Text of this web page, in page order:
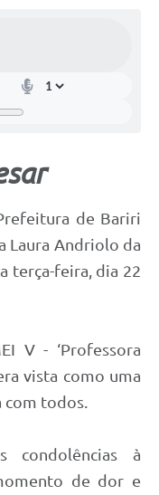
de Bariri
Laura Andriolo da
terça-feira, dia 22
V - ‘Professora
vista como uma
com todos.
condolências à
de dor e